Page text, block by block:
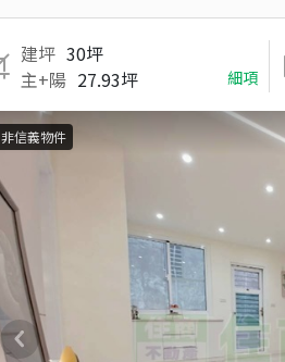
建坪 30坪
主+陽 27.93坪 細項
非信義物件